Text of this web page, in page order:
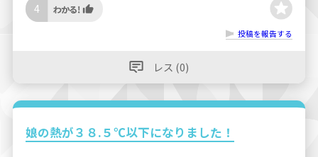
4
投稿を報告する
レス (0)
娘の熱が３８.５℃以下になりました！